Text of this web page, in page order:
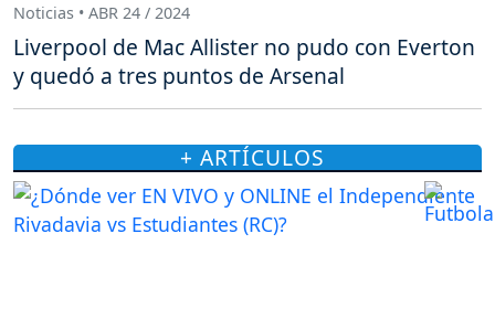
Noticias • ABR 24 / 2024
Liverpool de Mac Allister no pudo con Everton
y quedó a tres puntos de Arsenal
+ ARTÍCULOS